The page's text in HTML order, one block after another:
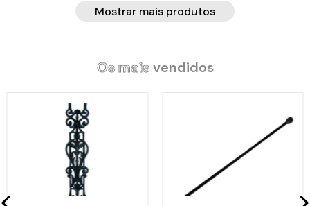
Mostrar mais produtos
Os maisvendidos